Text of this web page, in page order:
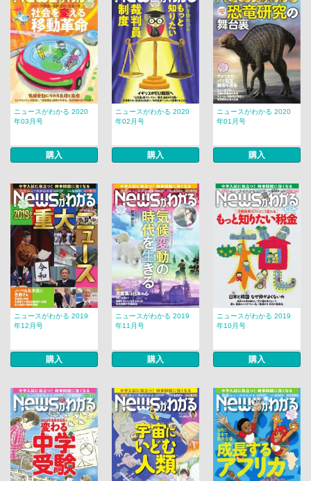
ニュースがわかる 2020
年03月号
購入
ニュースがわかる 2020
年02月号
購入
ニュースがわかる 2020
年01月号
購入
ニュースがわかる 2019
年12月号
購入
ニュースがわかる 2019
年11月号
購入
ニュースがわかる 2019
年10月号
購入